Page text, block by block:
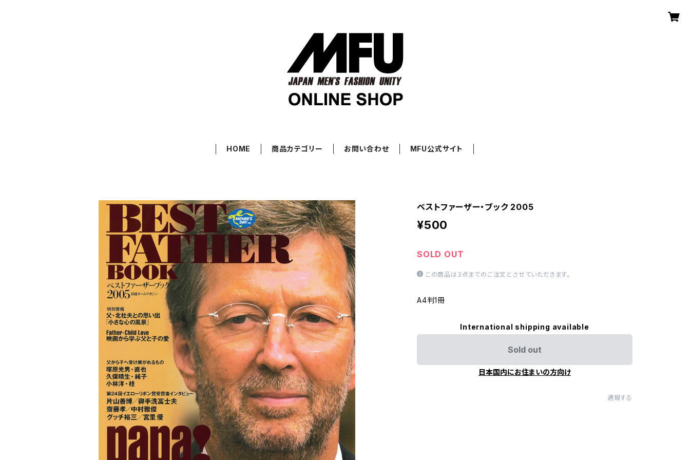
HOME 商品カテゴリー お問い合わせ MFU公式サイト
ベストファーザー・ブック 2005
¥500
SOLD OUT
この商品は3点までのご注文とさせていただきます。
A4判1冊
International shipping available
Sold out
日本国内にお住まいの方向け
通報する